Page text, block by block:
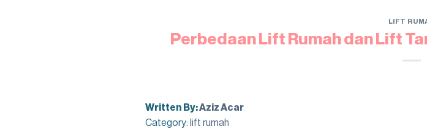
LIFT
Perbedaan Lift Rumah dan Lift
Written By:Aziz Acar
Category: lift rumah